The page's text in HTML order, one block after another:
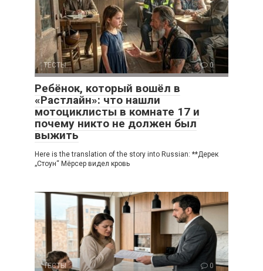
ТЕСТЫ 0
Ребёнок, который вошёл в
«Растлайн»: что нашли
мотоциклисты в комнате 17 и
почему никто не должен был
выжить
Here is the translation of the story into Russian: **Дерек
„Стоун“ Мёрсер видел кровь
ТЕСТЫ 0